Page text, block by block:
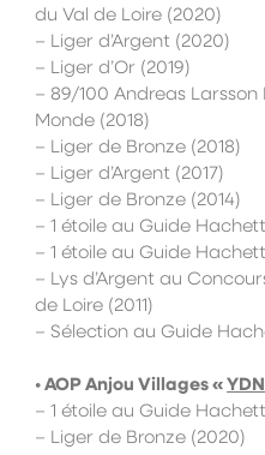
du Val de Loire (2020)
– Liger d’Argent (2020)
– Liger d’Or (2019)
– 89/100 Andreas Larsson
Monde (2018)
– Liger de Bronze (2018)
– Liger d’Argent (2017)
– Liger de Bronze (2014)
– 1 étoile au Guide
– 1 étoile au Guide
– Lys d’Argent au
de Loire (2011)
– Sélection au Guide
•AOPAnjou Villages « YDN
– 1 étoile au Guide
– Liger de Bronze (2020)